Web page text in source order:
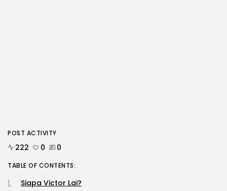
POST ACTIVITY
222 0 0
TABLE OF CONTENTS:
Siapa Victor Lai?